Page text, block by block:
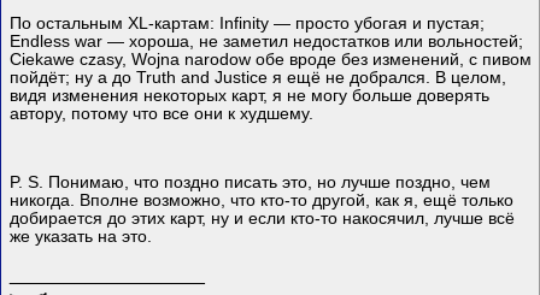
По остальным XL-картам: Infinity — просто убогая и пустая;
Endless war — хороша, не заметил недостатков или вольностей;
Ciekawe czasy, Wojna narodow обе вроде без изменений, с пивом
пойдёт; ну а до Truth and Justice я ещё не добрался. В целом,
видя изменения некоторых карт, я не могу больше доверять
автору, потому что все они к худшему.
P. S. Понимаю, что поздно писать это, но лучше поздно, чем
никогда. Вполне возможно, что кто-то другой, как я, ещё только
добирается до этих карт, ну и если кто-то накосячил, лучше всё
же указать на это.